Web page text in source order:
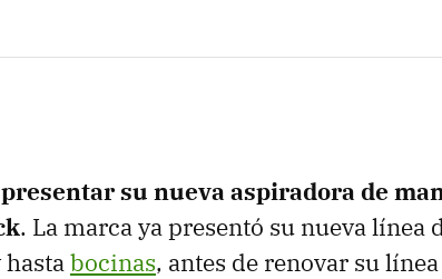
su nueva aspiradora de
. La marca ya presentó su nueva línea
hastabocinas, antes de renovar su